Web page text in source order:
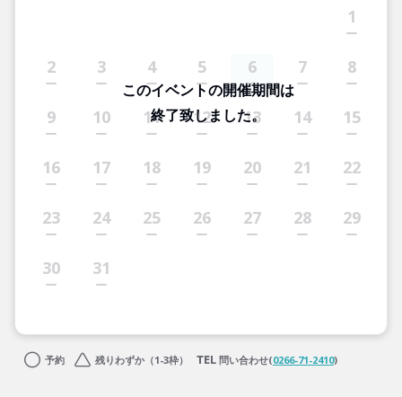
1
2 3 4 5 6 7 8
9 10 11 12 13 14 15
16 17 18 19 20 21 22
23 24 25 26 27 28 29
30 31
このイベントの開催期間は
終了致しました。
予約 残りわずか（1-3枠） 問い合わせ(0266-71-2410)